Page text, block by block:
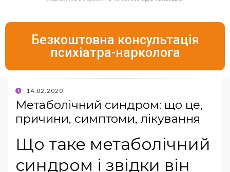
Безкоштовна консультація
психіатра-нарколога
14.02.2020
Метаболічний синдром: що це,
причини, симптоми, лікування
Що таке метаболічний
синдром і звідки він